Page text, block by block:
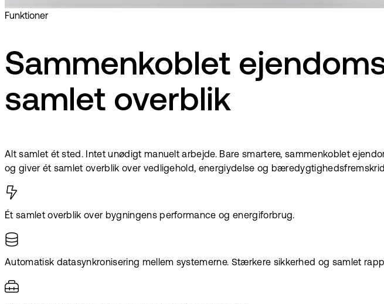
Funktioner
Sammenkoblet
samlet overblik
Alt samlet ét sted. Intet unødigt manuelt arbejde. Bare smartere, sammenkoblet
og giver ét samlet overblik over vedligehold, energiydelse og
Ét samlet overblik over bygningens performance og energiforbrug.
Automatisk datasynkronisering mellem systemerne. Stærkere sikkerhed og samlet